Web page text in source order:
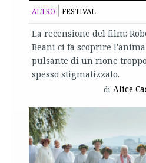
ALTRO FESTIVAL
La recensione del film:
Beani ci fa scoprire l'anima
pulsante di un rione troppo
spesso stigmatizzato.
di Alice